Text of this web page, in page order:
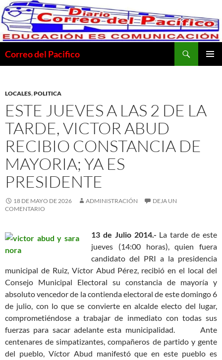
Saltar
al
contenido
Correo del Pacifico
LOCALES,POLITICA
ESTE JUEVES A LAS 2 DE LA
TARDE, VICTOR ABUD
RECIBIO CONSTANCIA DE
MAYORIA; YA ES
PRESIDENTE
18 DE MAYO DE 2026 ADMINISTRACIÓN
DEJA UN
COMENTARIO
13 de Julio 2014.- La tarde de este
jueves (14:00 horas), quien fuera
candidato del PRI a la presidencia
municipal de Ruiz, Víctor Abud Pérez, recibió en el local del
Consejo Municipal Electoral su constancia de mayoría y
absoluto vencedor de la contienda electoral de este domingo 6
de julio, con lo que se convierte en alcalde electo del lugar,
comprometiéndose a trabajar de inmediato con todas sus
fuerzas para sacar adelante esta municipalidad.Ante
centenares de simpatizantes, compañeros de partido y gente
del pueblo, Víctor Abud manifestó que en este pueblo es